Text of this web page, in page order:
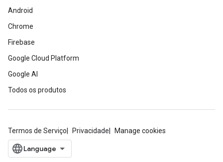
Android
Chrome
Firebase
Google Cloud Platform
Google AI
Todos os produtos
Termos de Serviço Privacidade Manage cookies